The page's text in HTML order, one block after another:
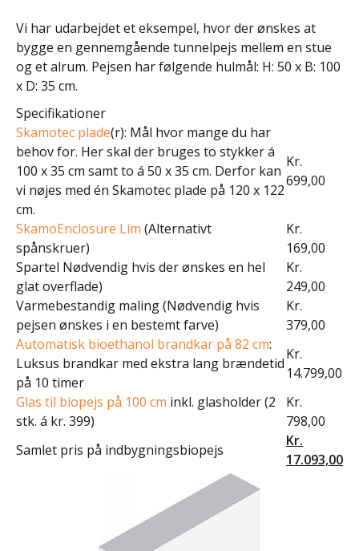
Vi har udarbejdet et eksempel, hvor der ønskes at
bygge en gennemgående tunnelpejs mellem en stue
og et alrum. Pejsen har følgende hulmål: H: 50 x B: 100
x D: 35 cm.
Specifikationer
Skamotec plade(r): Mål hvor mange du har
behov for. Her skal der bruges to stykker á
100 x 35 cm samt to á 50 x 35 cm. Derfor kan
vi nøjes med én Skamotec plade på 120 x 122
cm.
Kr.
699,00
SkamoEnclosure Lim (Alternativt
spånskruer)
Kr.
169,00
Spartel Nødvendig hvis der ønskes en hel
glat overflade)
Kr.
249,00
Varmebestandig maling (Nødvendig hvis
pejsen ønskes i en bestemt farve)
Kr.
379,00
Automatisk bioethanol brandkar på 82 cm:
Luksus brandkar med ekstra lang brændetid
på 10 timer
Kr.
14.799,00
Glas til biopejs på 100 cm inkl. glasholder (2
stk. á kr. 399)
Kr.
798,00
Samlet pris på indbygningsbiopejs
Kr.
17.093,00